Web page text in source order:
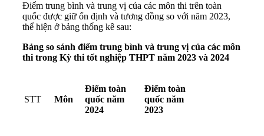
Điểm trung bình và trung vị của các môn thi trên toàn
quốc được giữ ổn định và tương đồng so với năm 2023,
thể hiện ở bảng thống kê sau:
Bảng so sánh điểm trung bình và trung vị của các môn
thi trong Kỳ thi tốt nghiệp THPT năm 2023 và 2024
STT Môn
Điểm toàn
quốc năm
2024
Điểm toàn
quốc năm
2023